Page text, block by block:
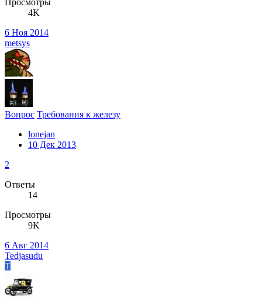
4K
6 Ноя 2014
metsys
Вопрос Требования к железу
lonejan
10 Дек 2013
2
Ответы
14
Просмотры
9K
6 Авг 2014
Tedjasudu
T